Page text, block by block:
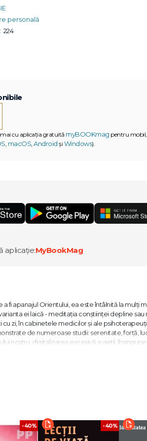
personală
224
cu aplicația gratuită myBOOKmag pentru mobil,
macOS Android și Windows).
aplicație:MyBookMag
apanajul Orientului, ea este întâlnită la mulți
ei laică - meditația conștiinței depline sau
zi, în cabinetele medicilor și ale
de numeroase studii: serenitate, forță,
nostru: digitalizarea excesivă a vieții,
care să ne aducă în contact cu noi înșine și
-40% -40%